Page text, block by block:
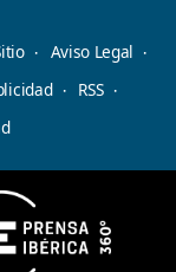
Aviso Legal
RSS